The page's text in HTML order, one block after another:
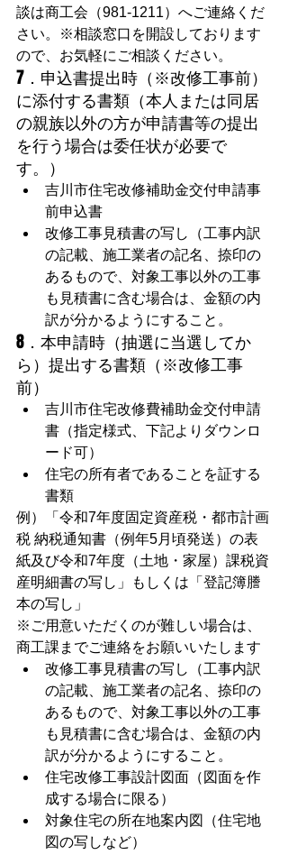
談は商工会（981-1211）へご連絡くだ
さい。※相談窓口を開設しております
ので、お気軽にご相談ください。
7．申込書提出時（※改修工事前）
に添付する書類（本人または同居
の親族以外の方が申請書等の提出
を行う場合は委任状が必要で
す。）
吉川市住宅改修補助金交付申請事
前申込書
改修工事見積書の写し（工事内訳
の記載、施工業者の記名、捺印の
あるもので、対象工事以外の工事
も見積書に含む場合は、金額の内
訳が分かるようにすること。
8．本申請時（抽選に当選してか
ら）提出する書類（※改修工事
前）
吉川市住宅改修費補助金交付申請
書（指定様式、下記よりダウンロ
ード可）
住宅の所有者であることを証する
書類
例）「令和7年度固定資産税・都市計画
税 納税通知書（例年5月頃発送）の表
紙及び令和7年度（土地・家屋）課税資
産明細書の写し」もしくは「登記簿謄
本の写し」
※ご用意いただくのが難しい場合は、
商工課までご連絡をお願いいたします
改修工事見積書の写し（工事内訳
の記載、施工業者の記名、捺印の
あるもので、対象工事以外の工事
も見積書に含む場合は、金額の内
訳が分かるようにすること。
住宅改修工事設計図面（図面を作
成する場合に限る）
対象住宅の所在地案内図（住宅地
図の写しなど）